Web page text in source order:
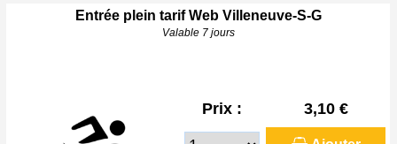
Entrée plein tarif Web Villeneuve-S-G
Valable 7 jours
Prix : 3,10 €